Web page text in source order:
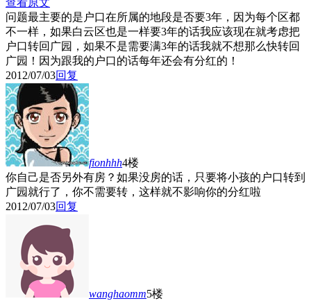
查看原文
问题最主要的是户口在所属的地段是否要3年，因为每个区都
不一样，如果白云区也是一样要3年的话我应该现在就考虑把
户口转回广园，如果不是需要满3年的话我就不想那么快转回
广园！因为跟我的户口的话每年还会有分红的！
2012/07/03回复
fionhhh4楼
你自己是否另外有房？如果没房的话，只要将小孩的户口转到
广园就行了，你不需要转，这样就不影响你的分红啦
2012/07/03回复
wanghaomm5楼